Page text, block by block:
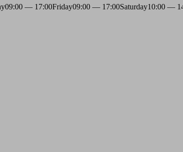
09:00 — 17:00Friday09:00 — 17:00Saturday10:00 —